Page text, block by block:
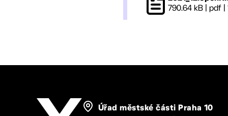
790.64 kB | pdf |
Úřad městské části Praha 10